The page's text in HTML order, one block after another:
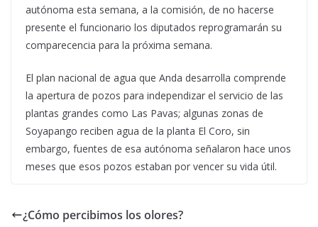
autónoma esta semana, a la comisión, de no hacerse
presente el funcionario los diputados reprogramarán su
comparecencia para la próxima semana.
El plan nacional de agua que Anda desarrolla comprende
la apertura de pozos para independizar el servicio de las
plantas grandes como Las Pavas; algunas zonas de
Soyapango reciben agua de la planta El Coro, sin
embargo, fuentes de esa autónoma señalaron hace unos
meses que esos pozos estaban por vencer su vida útil.
¿Cómo percibimos los olores?